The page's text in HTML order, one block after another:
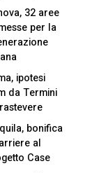
32 aree
per la
ipotesi
da Termini
bonifica
al
Case